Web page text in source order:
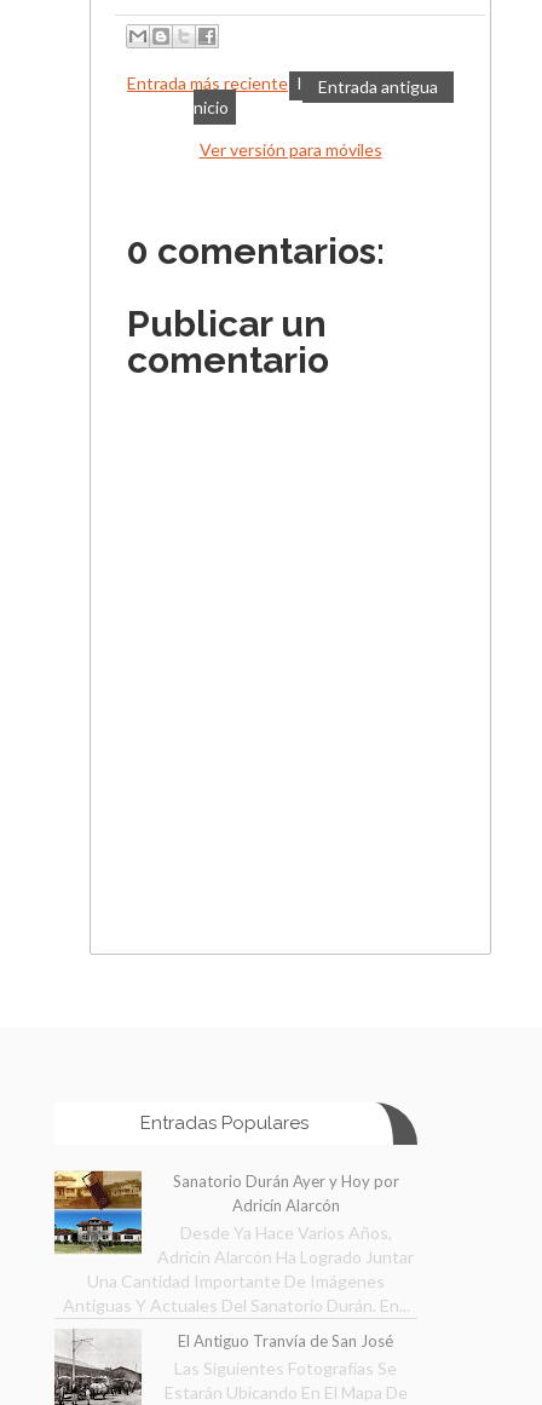
Entrada más reciente Entrada antigua
I
nicio
Ver versión para móviles
0 comentarios:
Publicar un
comentario
Entradas Populares
Sanatorio Durán Ayer y Hoy por
Adricín Alarcón
Desde Ya Hace Varios Años,
Adricín Alarcón Ha Logrado Juntar
Una Cantidad Importante De Imágenes
Antiguas Y Actuales Del Sanatorio Durán. En...
El Antiguo Tranvía de San José
Las Siguientes Fotografías Se
Estarán Ubicando En El Mapa De